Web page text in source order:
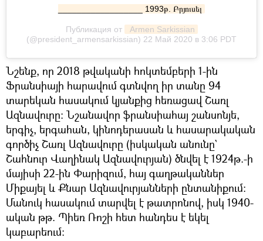
__________________ 1993թ. Բրյուսել
Публикация от
Armen Sarkissian
(@president_armensarkissian) 22 Май 2020 в 3:06 PDT
Նշենք, որ 2018 թվականի հոկտեմբերի 1-ին
Ֆրանսիայի հարավում գտնվող իր տանը 94
տարեկան հասակում կյանքից հեռացավ Շառլ
Ազնավուրը։ Նշանավոր ֆրանսիահայ շանսոնյե,
երգիչ, երգահան, կինոդերասան և հասարակական
գործիչ Շառլ Ազնավուրը (իսկական անունը`
Շահնուր Վաղինակ Ազնավուրյան) ծնվել է 1924թ.-ի
մայիսի 22-ին Փարիզում, հայ գաղթականներ
Միքայել և Քնար Ազնավուրյանների ընտանիքում:
Մանուկ հասակում տարվել է թատրոնով, իսկ 1940-
ական թթ. Պիեռ Ռոշի հետ հանդես է եկել
կաբարեում։